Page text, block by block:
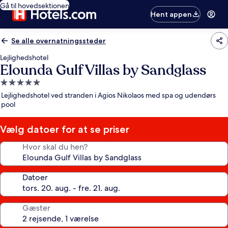
Gå til hovedsektionen
Hent appen
Se alle overnatningssteder
Lejlighedshotel
Elounda Gulf Villas by Sandglass
5.0-
stjernet
overnatningssted
Lejlighedshotel ved stranden i Agios Nikolaos med spa og udendørs
pool
Vælg datoer for at se priser
Hvor skal du hen?
Datoer
Gæster